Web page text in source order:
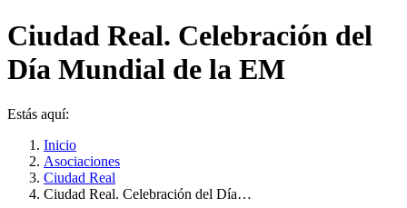
Ciudad Real. Celebración del
Día Mundial de la EM
Estás aquí:
Inicio
Asociaciones
Ciudad Real
Ciudad Real. Celebración del Día…